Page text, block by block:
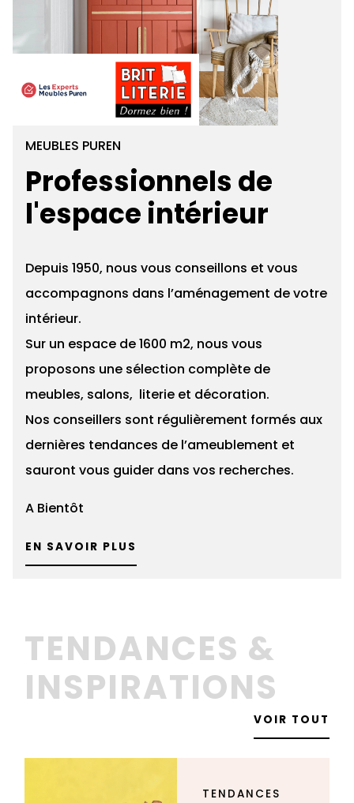
MEUBLES PUREN
Professionnels de
l'espace intérieur
Depuis 1950, nous vous conseillons et vous
accompagnons dans l’aménagement de votre
intérieur.
Sur un espace de 1600 m2, nous vous
proposons une sélection complète de
meubles, salons, literie et décoration.
Nos conseillers sont régulièrement formés aux
dernières tendances de l’ameublement et
sauront vous guider dans vos recherches.
A Bientôt
EN SAVOIR PLUS
TENDANCES &
INSPIRATIONS
VOIR TOUT
TENDANCES